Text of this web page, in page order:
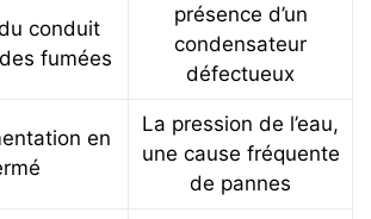
conduit
fumées
présence d’un
condensateur
défectueux
en
La pression de l’eau,
une cause fréquente
de pannes